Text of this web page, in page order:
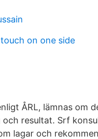
on one side
ÅRL, lämnas om
resultat. Srf
lagar och